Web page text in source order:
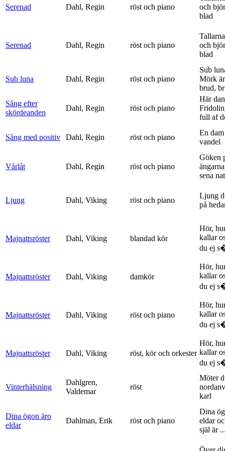
Serenad Dahl, Regin röst och piano
och
blad
Serenad Dahl, Regin röst och piano
och
blad
Sub luna Dahl, Regin röst och piano
Sub
Mörk
brud,
Sång efter
skördeanden
Dahl, Regin röst och piano
Här
full af
Sång med positiv Dahl, Regin röst och piano
En
vandel
Vårlåt Dahl, Regin röst och piano
Göken
sena
Ljung Dahl, Viking röst och piano
Ljung
på
Majnattsröster Dahl, Viking blandad kör
Hör,
kallar
du ej
Majnattsröster Dahl, Viking damkör
Hör,
kallar
du ej
Majnattsröster Dahl, Viking röst och piano
Hör,
kallar
du ej
Majnattsröster Dahl, Viking röst, kör och orkester
Hör,
kallar
du ej
Vinterhälsning
Dahlgren,
Valdemar
röst
Möter
karl
Dina ögon äro
eldar
Dahlman, Erik röst och piano
Dina
eldar
själ är